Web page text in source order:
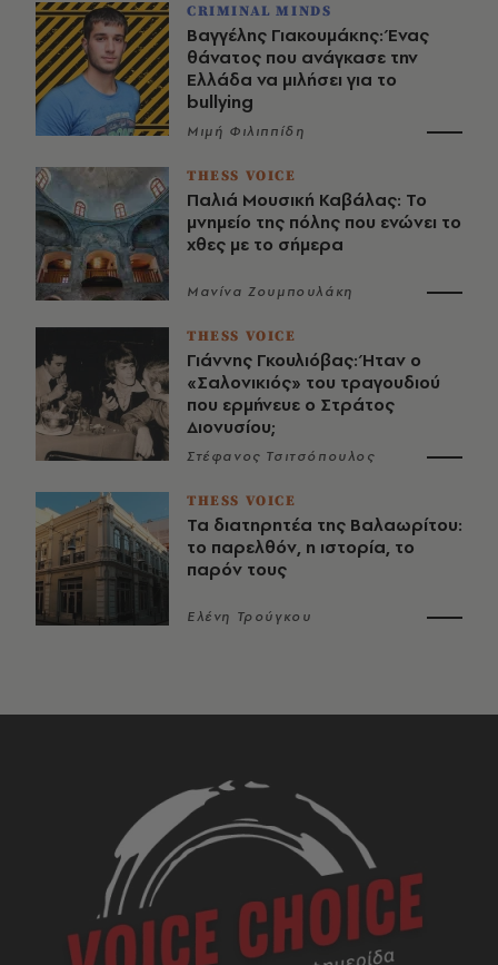
CRIMINAL MINDS
Βαγγέλης Γιακουμάκης: Ένας
θάνατος που ανάγκασε την
Ελλάδα να μιλήσει για το
bullying
Μιμή Φιλιππίδη
THESS VOICE
Παλιά Μουσική Καβάλας: Το
μνημείο της πόλης που ενώνει το
χθες με το σήμερα
Μανίνα Ζουμπουλάκη
THESS VOICE
Γιάννης Γκουλιόβας: Ήταν ο
«Σαλονικιός» του τραγουδιού
που ερμήνευε ο Στράτος
Διονυσίου;
Στέφανος Τσιτσόπουλος
THESS VOICE
Τα διατηρητέα της Βαλαωρίτου:
το παρελθόν, η ιστορία, το
παρόν τους
Ελένη Τρούγκου